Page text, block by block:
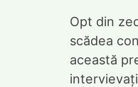
Opt din
scădea
această